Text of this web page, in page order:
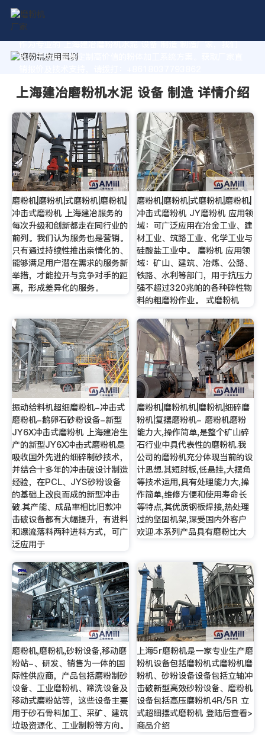
作为专业的 上海建冶磨粉机水泥 设备 制造 制造厂家，我们
致力于为您量身定制高价值的粉体加工系统方案。获取厂家直
上海建冶磨粉机水泥 设备 制造 详情介绍
磨粉机|磨粉机|式磨粉机|磨粉机|
冲击式磨粉机 上海建冶服务的
每次升级和创新都走在同行业的
前列。我们认为服务也是营销。
只有通过持续性推出亲情化的、
能够满足用户潜在需求的服务新
举措，才能拉开与竞争对手的距
离，形成差异化的服务。
磨粉机|磨粉机|式磨粉机|磨粉机|
冲击式磨粉机 JY磨粉机 应用领
域：可广泛应用在冶金工业、建
材工业、筑路工业、化学工业与
硅酸盐工业中。 磨粉机 应用领
域：矿山、建筑、冶炼、公路、
铁路、水利等部门，用于抗压力
强不超过320兆帕的各种碎性物
料的粗磨粉作业。 式磨粉机
振动给料机超细磨粉机-冲击式
磨粉机-鹅卵石砂粉设备-新型
JY6X冲击式磨粉机 上海建冶生
产的新型JY6X冲击式磨粉机是
吸收国外先进的细碎制砂技术，
并结合十多年的冲击破设计制造
经验，在PCL、JYS砂粉设备
的基础上改良而成的新型冲击
破.其产能、成品率相比旧款冲
击破设备都有大幅提升，有进料
和瀑流落料两种进料方式，可广
泛应用于
磨粉机|磨粉机机|磨粉机|细碎磨
粉机|复摆磨粉机- 磨粉机磨粉
能力大,操作简单,是整个矿山碎
石行业中具代表性的磨粉机.我
公司的磨粉机充分体现当前的设
计思想.其短肘板,低悬挂,大摆角
等技术运用,具有处理能力大,操
作简单,维修方便和使用寿命长
等特点,其优质钢板焊接,热处理
过的坚固机架,深受国内外客户
欢迎.本系列产品具有磨粉比大
磨粉机,磨粉机,砂粉设备,移动磨
粉站-、研发、销售为一体的国
际性供应商，产品包括磨粉制砂
设备、工业磨粉机、筛洗设备及
移动式磨粉站等，这些设备主要
用于砂石骨料加工、采矿、建筑
垃圾资源化、工业制粉等方向。
上海5r磨粉机是一家专业生产磨
粉机设备包括磨粉机式磨粉机磨
粉机、砂粉设备设备包括立轴冲
击破新型高效砂粉设备、磨粉机
设备包括高压磨粉机4R/5R 立
式超细摆式磨粉机 登陆后查看>
商品介绍